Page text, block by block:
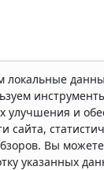
локальные
улучшения и
сайта,
Вы можете
указанных